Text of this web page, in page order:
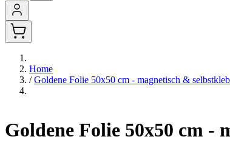
Home
/ Goldene Folie 50x50 cm - magnetisch &
Goldene Folie 50x50 cm -